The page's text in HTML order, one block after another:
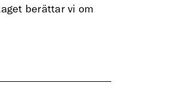
berättar vi om